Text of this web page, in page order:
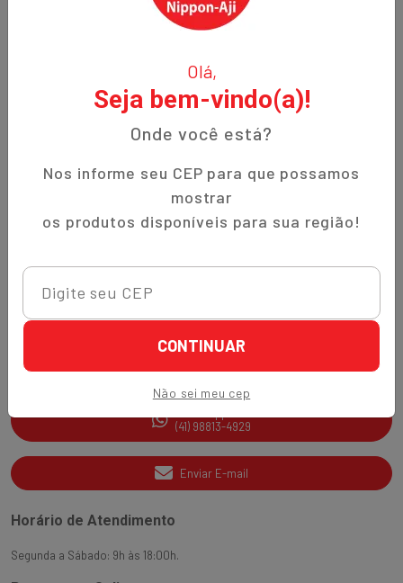
Olá,
Seja bem-vindo(a)!
Onde você está?
Nos informe seu CEP para que possamos
mostrar
os produtos disponíveis para sua região!
CONTINUAR
Não sei meu cep
autenticidade e a tradição em cada produto!
Termos de Uso
Política de Privacidade
Trocas e Devoluções
Nippon-Aji App
Ajuda e Suporte
SAC
(41) 3538-2177
(41) 98813-4929
Enviar E-mail
Horário de Atendimento
Segunda a Sábado: 9h às 18:00h.